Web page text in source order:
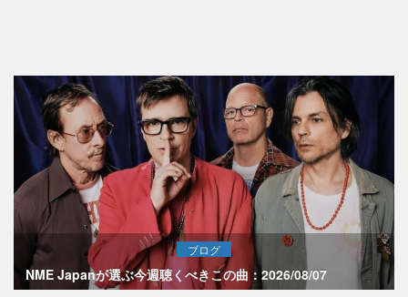
ブログ
NME Japanが選ぶ今週聴くべきこの曲：2026/08/07